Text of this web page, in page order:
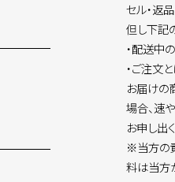
セル・返
但し下記
・配送中
・ご注文
お届けの
場合、速
お申し出
※当方の
料は当方